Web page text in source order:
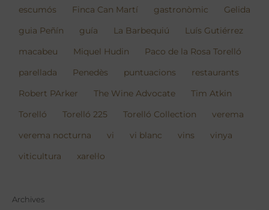
escumós Finca Can Martí gastronòmic Gelida
guia Peñín guía La Barbequiú Luís Gutiérrez
macabeu Miquel Hudin Paco de la Rosa Torelló
parellada Penedès puntuacions restaurants
Robert PArker The Wine Advocate Tim Atkin
Torelló Torelló 225 Torelló Collection verema
verema nocturna vi vi blanc vins vinya
viticultura xarel·lo
Archives